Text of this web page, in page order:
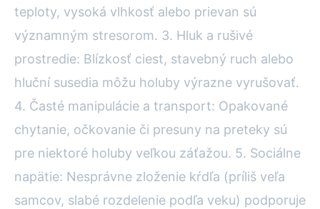
teploty, vysoká vlhkosť alebo prievan sú
významným stresorom. 3. Hluk a rušivé
prostredie: Blízkosť ciest, stavebný ruch alebo
hluční susedia môžu holuby výrazne vyrušovať.
4. Časté manipulácie a transport: Opakované
chytanie, očkovanie či presuny na preteky sú
pre niektoré holuby veľkou záťažou. 5. Sociálne
napätie: Nesprávne zloženie kŕdľa (príliš veľa
samcov, slabé rozdelenie podľa veku) podporuje